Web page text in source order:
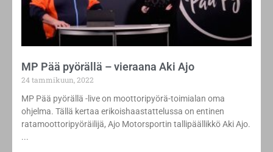
MP Pää pyörällä – vieraana Aki Ajo
24 tammikuun, 2022
MP Pää pyörällä -live on moottoripyörä-toimialan oma
ohjelma. Tällä kertaa erikoishaastattelussa on entinen
ratamoottoripyöräilijä, Ajo Motorsportin tallipäällikkö Aki Ajo.